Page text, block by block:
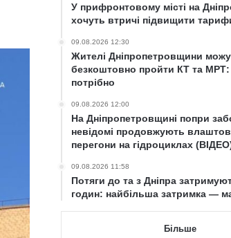
У прифронтовому місті на
хочуть втричі підвищити
09.08.2026 12:30
Жителі Дніпропетровщини
безкоштовно пройти КТ та
потрібно
09.08.2026 12:00
На Дніпропетровщині попри
невідомі продовжують
перегони на гідроциклах
09.08.2026 11:58
Потяги до та з Дніпра
годин: найбільша затримка —
Більше